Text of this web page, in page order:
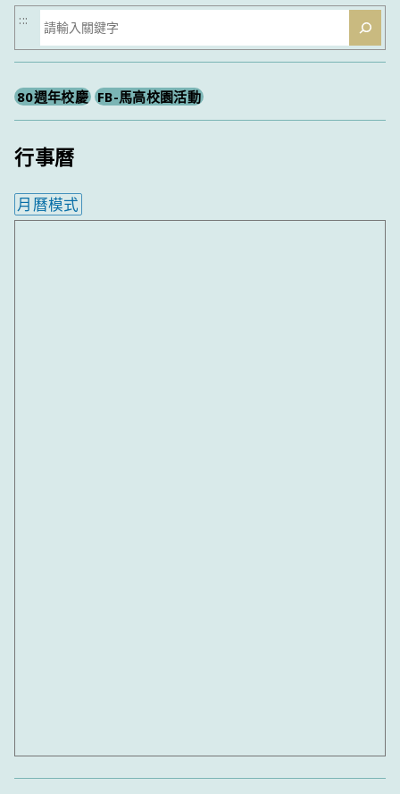
搜
尋
:::
80週年校慶 FB-馬高校園活動
行事曆
月曆模式